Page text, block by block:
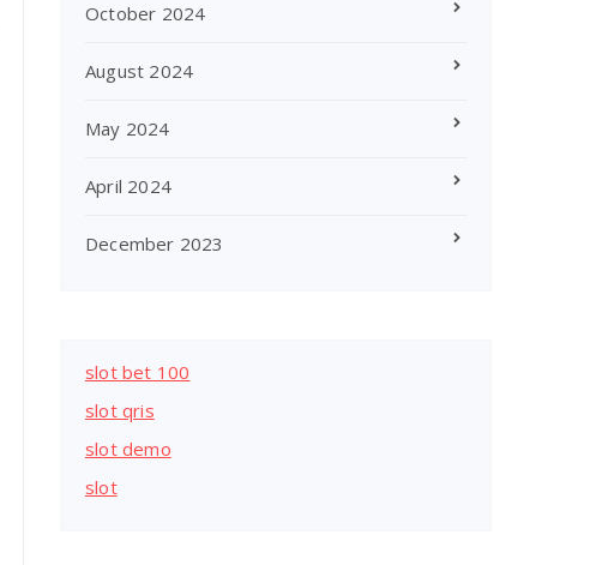
October 2024
August 2024
May 2024
April 2024
December 2023
slot bet 100
slot qris
slot demo
slot